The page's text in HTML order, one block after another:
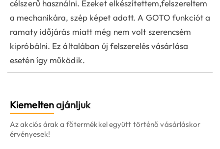
célszerű használni. Ezeket elkészítettem,felszereltem
a mechanikára, szép képet adott. A GOTO funkciót a
ramaty időjárás miatt még nem volt szerencsém
kipróbálni. Ez általában új felszerelés vásárlása
esetén így működik.
Kiemeltenajánljuk
Az akciós árak a főtermékkel együtt történő vásárláskor
érvényesek!